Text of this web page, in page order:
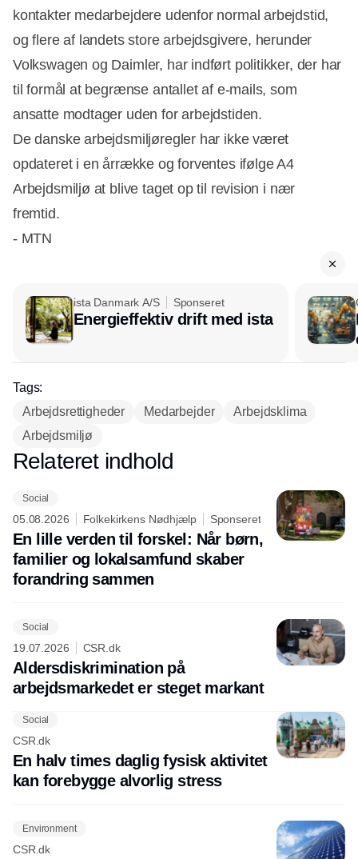
kontakter medarbejdere udenfor normal arbejdstid,
og flere af landets store arbejdsgivere, herunder
Volkswagen og Daimler, har indført politikker, der har
til formål at begrænse antallet af e-mails, som
ansatte modtager uden for arbejdstiden.
De danske arbejdsmiljøregler har ikke været
opdateret i en årrække og forventes ifølge A4
Arbejdsmiljø at blive taget op til revision i nær
fremtid.
- MTN
ista Danmark A/S Sponseret
Energieffektiv drift med ista
Tags:
Arbejdsrettigheder
Medarbejder
Arbejdsklima
Arbejdsmiljø
Annonce
Relateret indhold
Social
05.08.2026 Folkekirkens Nødhjælp Sponseret
En lille verden til forskel: Når børn,
familier og lokalsamfund skaber
forandring sammen
Social
19.07.2026 CSR.dk
Aldersdiskrimination på
arbejdsmarkedet er steget markant
Social
CSR.dk
En halv times daglig fysisk aktivitet
kan forebygge alvorlig stress
Environment
CSR.dk